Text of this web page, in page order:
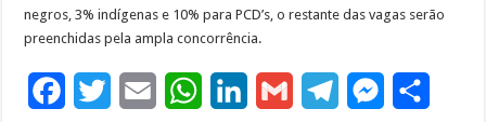
negros, 3% indígenas e 10% para PCD’s, o restante das vagas serão
preenchidas pela ampla concorrência.
W
M